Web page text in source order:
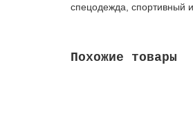
спецодежда, спортивный
Похожие товары